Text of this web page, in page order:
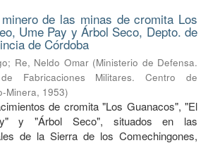
de las minas de cromita Los
Ume Pay y Árbol Seco, Depto. de
de Córdoba
; Re, Neldo Omar (Ministerio de Defensa.
Fabricaciones Militares. Centro de
Minera, 1953)
de cromita "Los Guanacos", "El
y "Árbol Seco", situados en las
de la Sierra de los Comechingones,